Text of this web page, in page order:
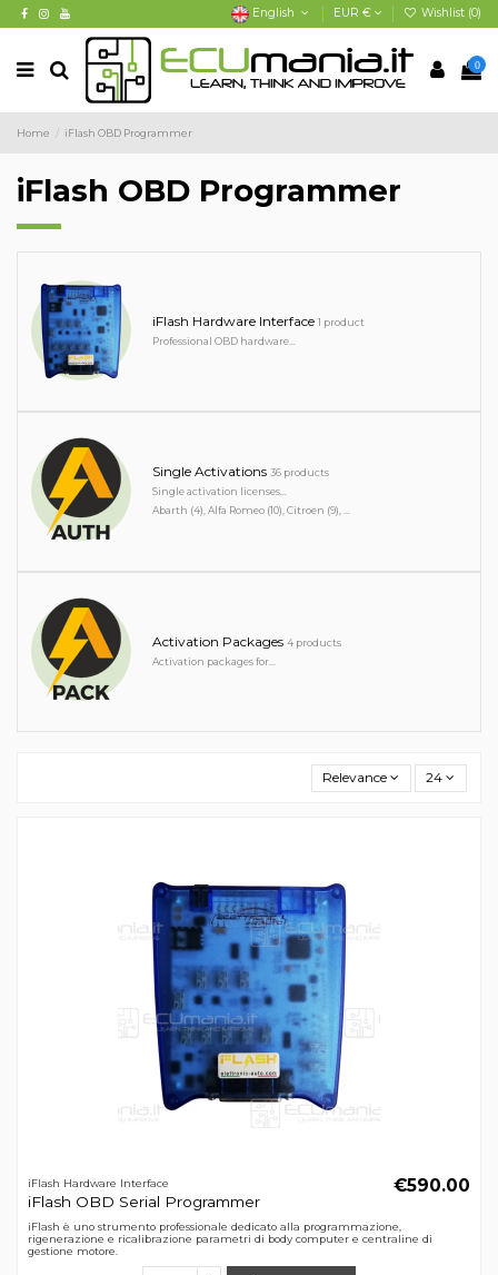
English EUR € Wishlist (0)
0
Home iFlash OBD Programmer
iFlash OBD Programmer
iFlash Hardware Interface1 product
Professional OBD hardware...
Single Activations 36 products
Single activation licenses...
Abarth (4), Alfa Romeo (10), Citroen (9), ...
Activation Packages 4 products
Activation packages for...
Relevance 24
iFlash Hardware Interface
iFlash OBD Serial Programmer
€590.00
iFlash è uno strumento professionale dedicato alla programmazione,
rigenerazione e ricalibrazione parametri di body computer e centraline di
gestione motore.